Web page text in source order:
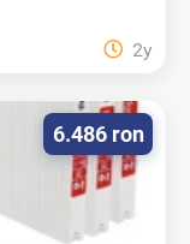
2y
6.486 ron